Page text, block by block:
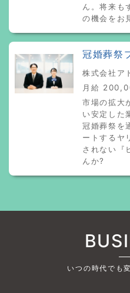
ん。将来も
の機会をお
冠婚葬祭
株式会社ア
月給
市場の拡大
い安定した
冠婚葬祭を
ートするヤ
されない『
んか?
いつの時代でも